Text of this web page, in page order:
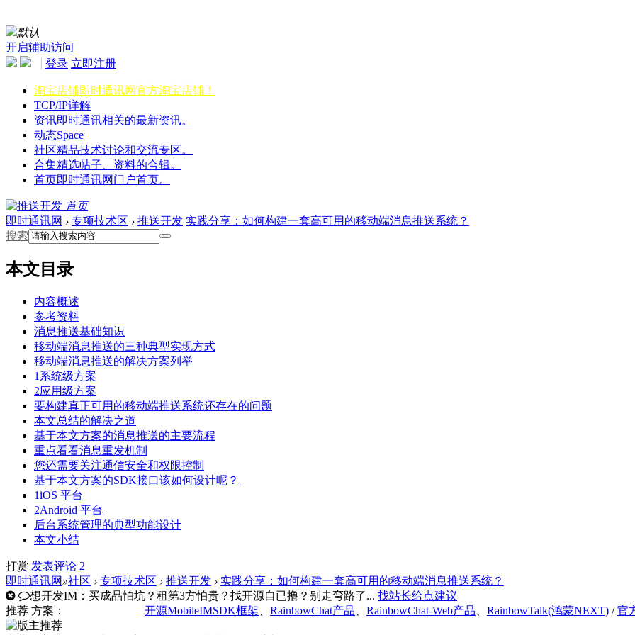
默认
开启辅助访问
登录 立即注册
淘宝店铺即时通讯网官方淘宝店铺！
TCP/IP详解
资讯即时通讯相关的最新资讯。
动态Space
社区精品技术讨论和交流专区。
合集精选帖子、资料的合辑。
首页即时通讯网门户首页。
首页
即时通讯网 › 专项技术区 › 推送开发 实践分享：如何构建一套高可用的移动端消息推送系统？
搜索
本文目录
内容概述
参考资料
消息推送基础知识
移动端消息推送的三种典型实现方式
移动端消息推送的解决方案列举
1系统级方案
2应用级方案
要构建真正可用的移动端推送系统还存在的问题
本文总结的解决之道
基于本文方案的消息推送的主要流程
重点看看消息重发机制
您还需要关注通信安全和权限控制
基于本文方案的SDK接口该如何设计呢？
1iOS 平台
2Android 平台
后台系统管理的典型功能设计
本文小结
打赏 发表评论 2
即时通讯网 »社区 › 专项技术区 › 推送开发 › 实践分享：如何构建一套高可用的移动端消息推送系统？
想开发IM：买成品怕坑？租第3方怕贵？找开源自已撸？别走弯路了... 找站长给点建议
推荐 方案： 开源MobileIMSDK框架 RainbowChat产品 RainbowChat-Web产品 RainbowTalk(鸿蒙NEXT) / 官